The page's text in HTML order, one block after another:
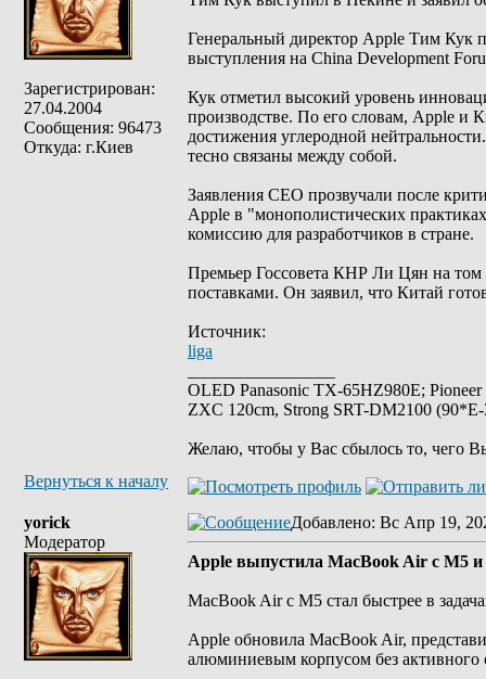
Зарегистрирован:
27.04.2004
Сообщения: 96473
Откуда: г.Киев
Генеральный директор Apple Тим Кук
выступления на China Development
Кук отметил высокий уровень
производстве. По его словам, Apple и
достижения углеродной
тесно связаны между собой.
Заявления CEO прозвучали после
Apple в "монополистических
комиссию для разработчиков в стране.
Премьер Госсовета КНР Ли Цян на
поставками. Он заявил, что Китай
Источник:
liga
OLED Panasonic TX-65HZ980E;
ZXC 120cm, Strong SRT-DM2100
Желаю, чтобы у Вас сбылось то, чего
Вернуться к началу
yorick
Модератор
Добавлено: Вс Апр 19,
Apple выпустила MacBook Air с M5 и
MacBook Air с M5 стал быстрее в
Apple обновила MacBook Air,
алюминиевым корпусом без